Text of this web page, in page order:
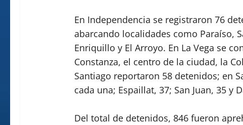
En Independencia se registraron 76
abarcando localidades como Paraíso,
Enriquillo y El Arroyo. En La Vega se
Constanza, el centro de la ciudad, la
Santiago reportaron 58 detenidos; en
cada una; Espaillat, 37; San Juan, 35 y
Del total de detenidos, 846 fueron